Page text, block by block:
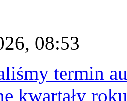
08:53
termin
kwartały